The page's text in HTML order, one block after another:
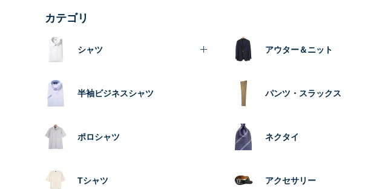
カテゴリ
シャツ
半袖ビジネスシャツ
ポロシャツ
Tシャツ
アウター＆ニット
パンツ・スラックス
ネクタイ
アクセサリー